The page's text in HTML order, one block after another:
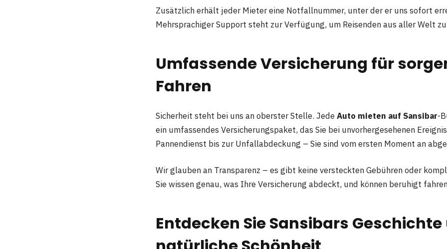
Zusätzlich erhält jeder Mieter eine Notfallnummer, unter der er uns sofort
Mehrsprachiger Support steht zur Verfügung, um Reisenden aus aller Welt
Umfassende Versicherung für
Fahren
Sicherheit steht bei uns an oberster Stelle. Jede Auto mieten auf Sansibar-
ein umfassendes Versicherungspaket, das Sie bei unvorhergesehenen
Pannendienst bis zur Unfallabdeckung – Sie sind vom ersten Moment an
Wir glauben an Transparenz – es gibt keine versteckten Gebühren oder
Sie wissen genau, was Ihre Versicherung abdeckt, und können beruhigt
Entdecken Sie Sansibars Geschichte